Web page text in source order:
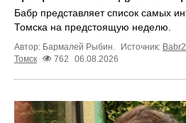
Бабр представляет список самых
Томска на предстоящую неделю.
Автор: Бармалей Рыбин. Источник:
Томск
762 06.08.2026